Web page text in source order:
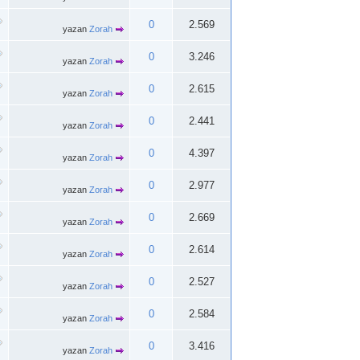
yazan Zorah 0 2.569
yazan Zorah 0 3.246
yazan Zorah 0 2.615
yazan Zorah 0 2.441
yazan Zorah 0 4.397
yazan Zorah 0 2.977
yazan Zorah 0 2.669
yazan Zorah 0 2.614
yazan Zorah 0 2.527
yazan Zorah 0 2.584
yazan Zorah 0 3.416